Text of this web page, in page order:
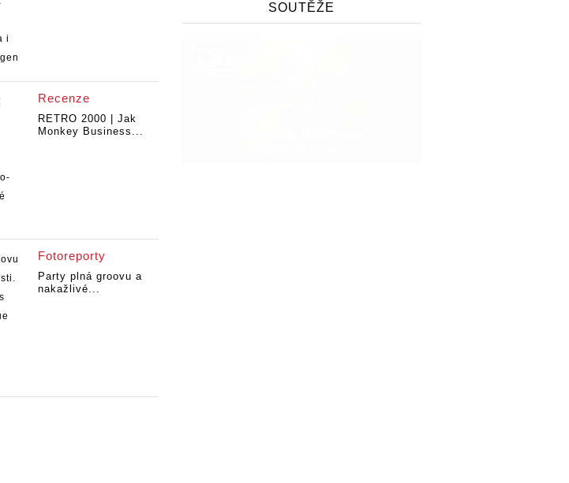
Recenze
RETRO 2000 | Jak
Monkey Business...
Fotoreporty
Party plná groovu a
nakažlivé...
SOUTĚŽE